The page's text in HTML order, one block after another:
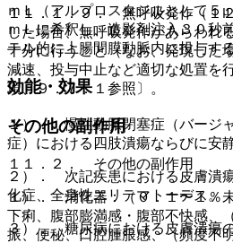
１１．１．９． 無呼吸発作（１
した場合、無呼吸発作があらわれ
十分に行うこと（なお、発現した
減速、投与中止など適切な処置を
項、９．７．１参照〕。
その他の副作用
１１．２． その他の副作用
１）． 消化器：（０．１〜１％
下痢、腹部膨満感・腹部不快感、
振、便秘、口腔腫脹感、（頻度不
ｍＬ（アルプロスタジルとして５
ｍＬに希釈し、造影剤注入３０秒
テル的に上腸間膜動脈内に投与す
効能・効果
１）． 慢性動脈閉塞症（バージ
症）における四肢潰瘍ならびに安
２）． 次記疾患における皮膚潰
化症、全身性エリテマトーデス。
３）． 糖尿病における皮膚潰瘍